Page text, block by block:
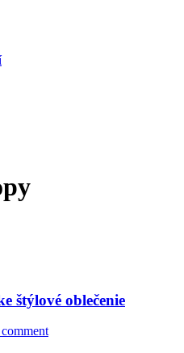
štýlové oblečenie